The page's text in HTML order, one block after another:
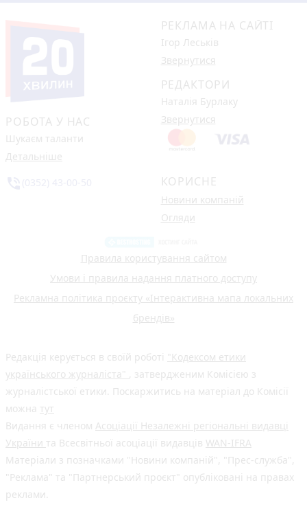
РОБОТА У НАС
Шукаєм таланти
Детальніше
РЕКЛАМА НА САЙТІ
Ігор Леськів
Звернутися
РЕДАКТОРИ
Наталія Бурлаку
Звернутися
КОРИСНЕ
Новини компаній
Огляди
Правила користування сайтом
Умови і правила надання платного доступу
Рекламна політика проєкту «Інтерактивна мапа локальних
брендів»
Редакція керується в своїй роботі "Кодексом етики
українського журналіста"
, затвердженим Комісією з
журналістської етики. Поскаржитись на матеріал до Комісії
можна тут
Видання є членом Асоціації Незалежні регіональні видавці
України та Всесвітньої асоціації видавців WAN-IFRA
Матеріали з позначками "Новини компаній", "Прес-служба",
"Реклама" та "Партнерський проєкт" опубліковані на правах
реклами.